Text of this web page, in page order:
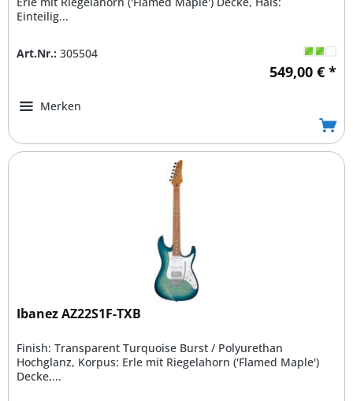
Einteilig...
Art.Nr.: 305504
549,00 € *
Merken
Ibanez AZ22S1F-TXB
Finish: Transparent Turquoise Burst / Polyurethan
Hochglanz, Korpus: Erle mit Riegelahorn ('Flamed Maple')
Decke,...